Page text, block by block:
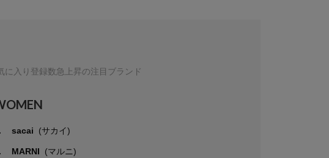
に入り登録数急上昇の注目ブランド
sacai (サカイ)
MARNI (マルニ)